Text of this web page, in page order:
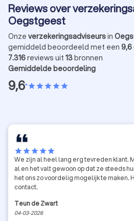
Reviews over
Oegstgeest
Onze verzekeringsadviseursin
gemiddeld beoordeeld met een 9,6
7.316reviews uit 13bronnen
Gemiddelde beoordeling
9,6•starstarstarstarstar
starstarstarstarstar
We zijn al heel lang erg tevreden klant.
al en het valt gewoon op dat ze steeds
het ons zo voordelig mogelijk te maken.
contact.
Teun de Zwart
04-03-2026